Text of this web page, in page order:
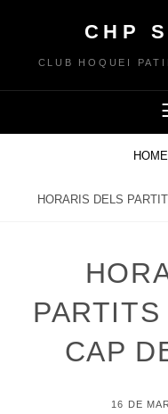
content
CHP
CLUB HOQUEI
HOME
HORARIS DELS
CAP
POSTED
16 DE